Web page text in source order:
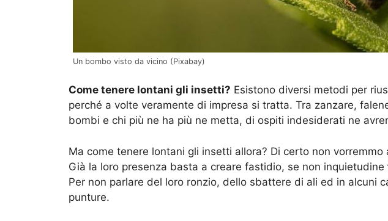
Un bombo visto da vicino (Pixabay)
Come tenere lontani gli insetti? Esistono diversi metodi per
perché a volte veramente di impresa si tratta. Tra zanzare,
bombi e chi più ne ha più ne metta, di ospiti indesiderati ne
Ma come tenere lontani gli insetti allora? Di certo non vorremmo
Già la loro presenza basta a creare fastidio, se non inquietudine
Per non parlare del loro ronzio, dello sbattere di ali ed in alcuni
punture.